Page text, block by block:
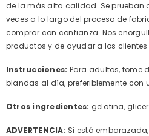
de la más alta calidad. Se prueban
veces a lo largo del proceso de
comprar con confianza. Nos
productos y de ayudar a los clientes
Instrucciones: Para adultos, tome
blandas al día, preferiblemente con
Otros ingredientes: gelatina,
ADVERTENCIA: Si está